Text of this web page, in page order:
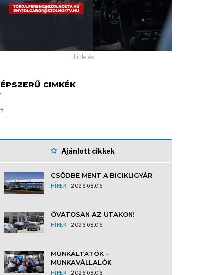
Hirdetés
CIMKÉK
#
Ajánlott cikkek
CSŐDBE MENT A BICIKLIGYÁR
HÍREK 2026.08.06
ÓVATOSAN AZ UTAKON!
HÍREK 2026.08.06
MUNKÁLTATÓK –
MUNKAVÁLLALÓK
HÍREK 2026.08.06